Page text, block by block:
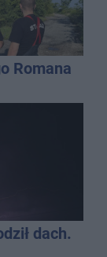
Romana
dach.